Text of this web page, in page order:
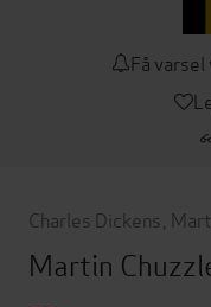
Få
Charles Dickens
Martin